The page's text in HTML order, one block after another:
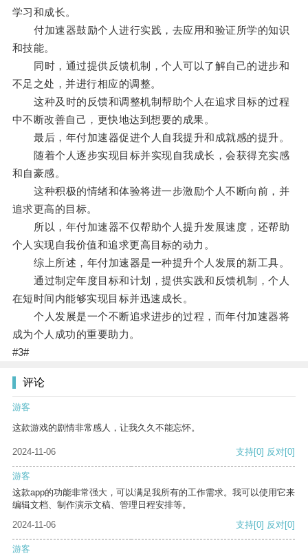
学习和成长。
付加速器鼓励个人进行实践，去应用和验证所学的知识
和技能。
同时，通过提供反馈机制，个人可以了解自己的进步和
不足之处，并进行相应的调整。
这种及时的反馈和调整机制帮助个人在追求目标的过程
中不断改善自己，更快地达到想要的成果。
最后，年付加速器促进个人自我提升和成就感的提升。
随着个人逐步实现目标并实现自我成长，会获得充实感
和自豪感。
这种积极的情绪和体验将进一步激励个人不断向前，并
追求更高的目标。
所以，年付加速器不仅帮助个人提升发展速度，还帮助
个人实现自我价值和追求更高目标的动力。
综上所述，年付加速器是一种提升个人发展的新工具。
通过制定年度目标和计划，提供实践和反馈机制，个人
在短时间内能够实现目标并迅速成长。
个人发展是一个不断追求进步的过程，而年付加速器将
成为个人成功的重要助力。
#3#
评论
游客
这款游戏的剧情非常感人，让我久久不能忘怀。
2024-11-06 支持[0] 反对[0]
游客
这款app的功能非常强大，可以满足我所有的工作需求。我可以使用它来
编辑文档、制作演示文稿、管理日程安排等。
2024-11-06
支持[0] 反对[0]
游客